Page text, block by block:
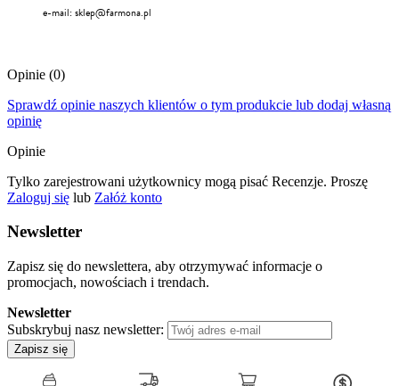
e-mail: sklep@farmona.pl
Opinie (0)
Sprawdź opinie naszych klientów o tym produkcie lub dodaj własną
opinię
Opinie
Tylko zarejestrowani użytkownicy mogą pisać Recenzje. Proszę
Zaloguj się lub Załóż konto
Newsletter
Zapisz się do newslettera, aby otrzymywać informacje o
promocjach, nowościach i trendach.
Newsletter
Subskrybuj nasz newsletter:
Zapisz się